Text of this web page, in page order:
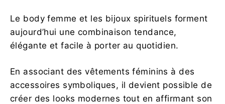
Le body femme et les bijoux spirituels forment
aujourd’hui une combinaison tendance,
élégante et facile à porter au quotidien.
En associant des vêtements féminins à des
accessoires symboliques, il devient possible de
créer des looks modernes tout en affirmant son